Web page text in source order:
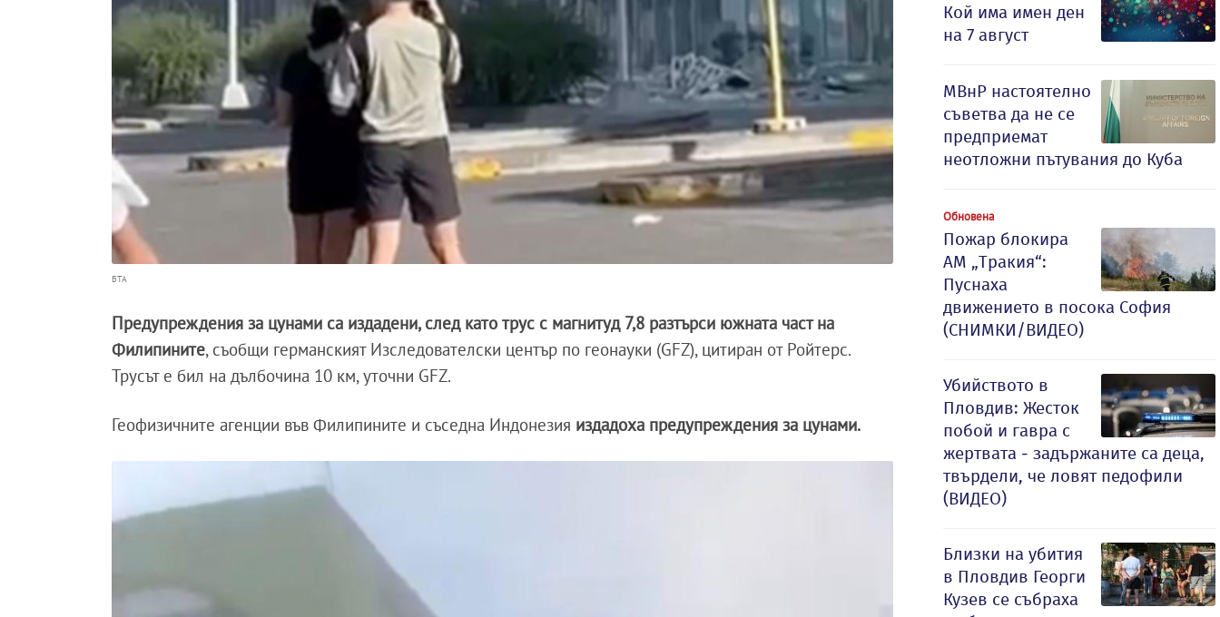
БТА
Предупреждения за цунами са издадени, след като трус с магнитуд 7,8 разтърси южната част на
Филипините, съобщи германският Изследователски център по геонауки (GFZ), цитиран от Ройтерс.
Трусът е бил на дълбочина 10 км, уточни GFZ.
Геофизичните агенции във Филипините и съседна Индонезия издадоха предупреждения за цунами.
Кой има имен ден
на 7 август
МВнР настоятелно
съветва да не се
предприемат
неотложни пътувания до Куба
Обновена
Пожар блокира
АМ „Тракия“:
Пуснаха
движението в посока София
(СНИМКИ/ВИДЕО)
Убийството в
Пловдив: Жесток
побой и гавра с
жертвата - задържаните са деца,
твърдели, че ловят педофили
(ВИДЕО)
Близки на убития
в Пловдив Георги
Кузев се събраха